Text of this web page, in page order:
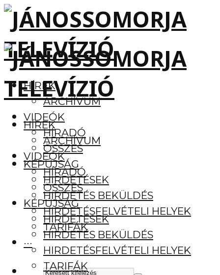
HÍREK
ARCHÍVUM
VIDEÓK
HÍRADÓ
ÖSSZES
KÉPÚJSÁG
HIRDETÉSEK
HIRDETÉS BEKÜLDÉS
HIRDETÉSFELVÉTELI HELYEK
TARIFÁK
···
HÍREK
ARCHÍVUM
VIDEÓK
HÍRADÓ
ÖSSZES
KÉPÚJSÁG
HIRDETÉSEK
HIRDETÉS BEKÜLDÉS
HIRDETÉSFELVÉTELI HELYEK
TARIFÁK